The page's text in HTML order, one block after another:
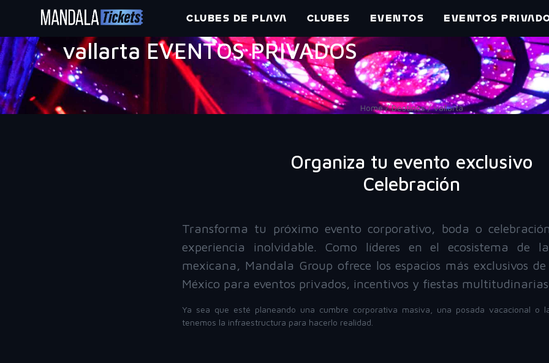
CLUBES DE PLAYA CLUBES EVENTOS EVENTOS
vallarta EVENTOS PRIVADOS
Home / Destinos / vallarta
Organiza tu evento exclusivo
Celebración
Transforma tu próximo evento corporativo, boda o
experiencia inolvidable. Como líderes en el ecosistema de
mexicana, Mandala Group ofrece los espacios más exclusivos
México para eventos privados, incentivos y fiestas
Ya sea que esté planeando una cumbre corporativa masiva, una posada vacacional o
tenemos la infraestructura para hacerlo realidad.